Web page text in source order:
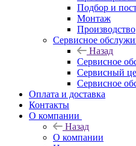
Подбор и
Монтаж
Производство
Сервисное
Назад
Сервисное
Сервисный
Сервисное
Оплата и доставка
Контакты
О компании
Назад
О компании